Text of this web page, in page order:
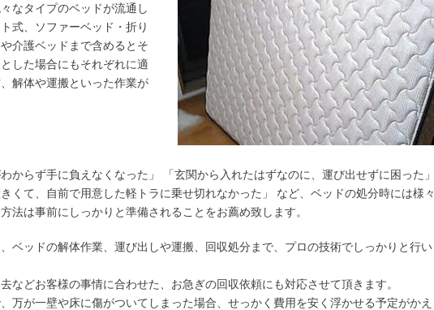
なタイプのベッドが流通し
式、ソファーベッド・折り
介護ベッドまで含めるとそ
した場合にもそれぞれに適
解体や運搬といった作業が
からず手に負えなくなった」 「玄関から入れたはずなのに、運び出せずに困った」
くて、自前で用意した軽トラに乗せ切れなかった」 など、ベッドの処分時には様々
法は事前にしっかりと準備されることをお薦め致します。
ベッドの解体作業、運び出しや運搬、回収処分まで、プロの技術でしっかりと行い
などお客様の事情に合わせた、お急ぎの回収依頼にも対応させて頂きます。
万が一壁や床に傷がついてしまった場合、せっかく費用を安く浮かせる予定がかえ